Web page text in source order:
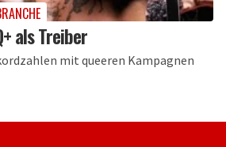
als Treiber
mit queeren Kampagnen